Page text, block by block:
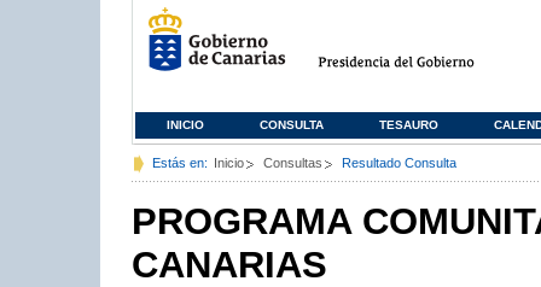
INICIO CONSULTA TESAURO
Estás en: Inicio Consultas Resultado Consulta
PROGRAMA
CANARIAS